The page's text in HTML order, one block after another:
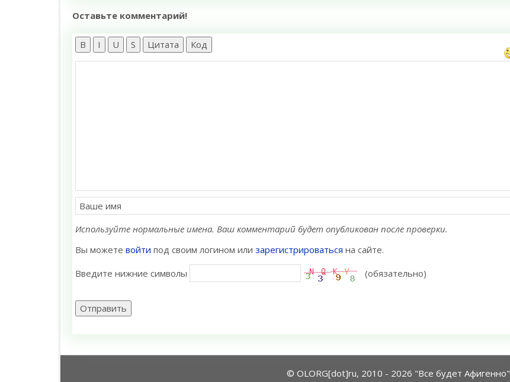
Оставьте комментарий!
B I U S Цитата Код
Используйте нормальные имена. Ваш комментарий будет опубликован после проверки.
Вы можете войти под своим логином или зарегистрироваться на сайте.
Введите нижние символы
(обязательно)
Отправить
© OLORG[dot]ru, 2010 - 2026 "Все будет Афигенно"